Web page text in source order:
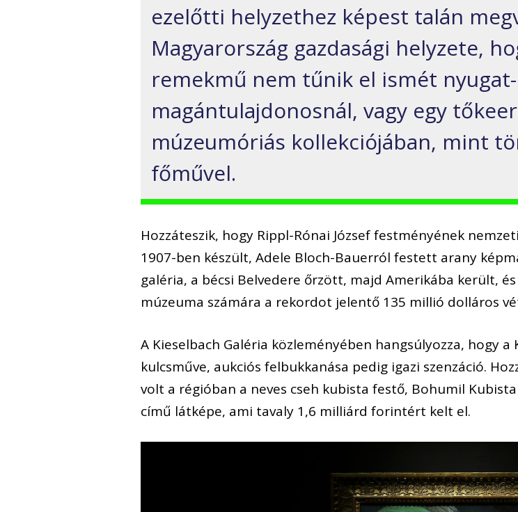
ezelőtti helyzethez képest talán
Magyarország gazdasági helyzete,
remekmű nem tűnik el ismét
magántulajdonosnál, vagy egy
múzeumóriás kollekciójában, mint
főművel.
Hozzáteszik, hogy Rippl-Rónai József festményének
1907-ben készült, Adele Bloch-Bauerról festett arany
galéria, a bécsi Belvedere őrzött, majd Amerikába került,
múzeuma számára a rekordot jelentő 135 millió dolláros
A Kieselbach Galéria közleményében hangsúlyozza, hogy
kulcsműve, aukciós felbukkanása pedig igazi szenzáció.
volt a régióban a neves cseh kubista festő, Bohumil
című látképe, ami tavaly 1,6 milliárd forintért kelt el.